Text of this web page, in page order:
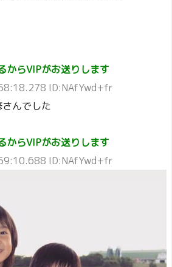
からVIPがお送りします
ID:NAfYwd+fr
んでした
からVIPがお送りします
ID:NAfYwd+fr